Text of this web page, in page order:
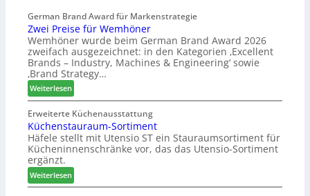
e
r
t
Z
u
k
u
f
t
s
s
t
F
ü
h
r
u
n
g
a
n
v
e
d
i
u
n
d
H
u
b
t
e
x
s
t
German Brand Award für Markenstrategie
Zwei Preise für Wemhöner
Wemhöner wurde beim German Brand Award 2026
zweifach ausgezeichnet: in den Kategorien ‚Excellent
Brands – Industry, Machines & Engineering‘ sowie
‚Brand Strategy…
Weiterlesen:
Z
w
e
i
P
e
i
Erweiterte Küchenausstattung
Küchenstauraum-Sortiment
Häfele stellt mit Utensio ST ein Stauraumsortiment für
Kücheninnenschränke vor, das das Utensio-Sortiment
ergänzt.
Weiterlesen:
K